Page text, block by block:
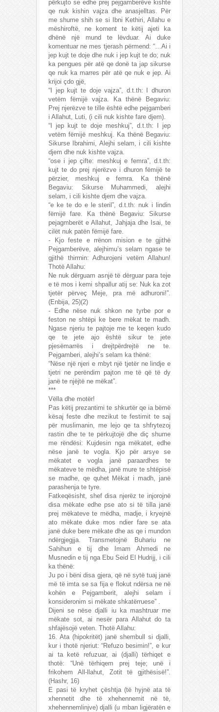
përkujto se edhe prej pejgamberëve kishte
qe nuk kishin vajza dhe anasjelltas. Për
me shume shih se si Ibni Kethiri, Allahu e
mëshiroftë, ne koment te këtij ajeti ka
dhënë një mund te lëvduar. Ai duke
komentuar ne mes tjerash përmend: “…Ai i
jep kujt te doje dhe nuk i jep kujt te do; nuk
ka pengues për atë qe donë ta jap sikurse
qe nuk ka marres për atë qe nuk e jep. Ai
krijoi çdo gjë,
“I jep kujt te doje vajza”, d.t.th: I dhuron
vetëm fëmijë vajza. Ka thënë Begaviu:
Prej njerëzve te tille është edhe pejgamberi
i Allahut, Luti, (i cili nuk kishte fare djem).
“I jep kujt te doje meshkuj”, d.t.th: I jep
vetëm fëmijë meshkuj. Ka thënë Begaviu:
Sikurse Ibrahimi, Alejhi selam, i cili kishte
djem dhe nuk kishte vajza.
“ose i jep çifte: meshkuj e femra”, d.t.th:
kujt te do prej njerëzve i dhuron fëmijë te
përzier, meshkuj e femra. Ka thënë
Begaviu: Sikurse Muhammedi, alejhi
selam, i cili kishte djem dhe vajza.
“e ke te do e le steril”, d.t.th: nuk i lindin
fëmijë fare. Ka thënë Begaviu: Sikurse
pejagmberët e Allahut, Jahjaja dhe Isai, te
cilët nuk patën fëmijë fare.
- Kjo feste e rrënon mision e te gjithë
Pejgamberëve, alejhimu’s selam ngase te
gjithë thirrnin: Adhurojeni vetëm Allahun!
Thotë Allahu:
Ne nuk dërguam asnjë të dërguar para teje
e të mos i kemi shpallur atij se: Nuk ka zot
tjetër përveç Meje, pra më adhuroni!”.
(Enbija, 25)(2)
- Edhe nëse nuk shkon ne tyrbe por e
feston ne shtëpi ke bere mëkat te madh.
Ngase njeriu te pajtoje me te keqen kudo
qe te jete ajo është sikur te jete
pjesëmarrës i drejtpërdrejtë ne te.
Pejgamberi, alejhi’s selam ka thënë:
“Nëse një njeri e mbyt një tjetër ne lindje e
tjetri ne perëndim pajton me të që të dy
janë te njëjtë ne mëkat”.
***
Vëlla dhe motër!
Pas këtij prezantimi te shkurtër qe ia bëmë
kësaj feste dhe rrezikut te festimit te saj
për muslimanin, me lejo qe ta shfrytezoj
rastin dhe te te përkujtojë dhe diç shume
me rëndësi: Kujdesin nga mëkatet, edhe
nëse janë te vogla. Kjo për arsye se
mëkatet e vogla janë paraardhes te
mëkateve te mëdha, janë mure te shtëpisë
se madhe, qe quhet Mëkat i madh, janë
parashenja te tyre.
Fatkeqësisht, shef disa njerëz te injorojnë
disa mëkate edhe pse ato si të tilla janë
prej mëkateve te mëdha, madje, i kryejnë
ato mëkate duke mos ndier fare se ata
janë duke bere mëkate dhe as qe i mundon
ndërgjegjja. Transmetojnë Buhariu ne
Sahihun e tij dhe Imam Ahmedi ne
Musnedin e tij nga Ebu Seid El Hudrijj, i cili
ka thënë:
Ju po i bëni disa gjera, që në sytë tuaj janë
më të imta se sa fija e flokut ndërsa ne në
kohën e Pejgamberit, alejhi selam i
konsideronim si mëkate shkatërruese” .
Dijeni se nëse djalli iu ka mashtruar me
mëkate sot, ai nesër para Allahut do ta
shfajësojë veten. Thotë Allahu:
16. Ata (hipokritët) janë shembull si djalli,
kur i thotë njeriut: “Refuzo besimin!”, e kur
ai ta ketë refuzuar, ai (djalli) tërhiqet e
thotë: “Unë tërhiqem prej teje; unë i
frikohem All-llahut, Zotit të gjithësisë!”.
(Hashr, 16)
E pasi të kryhet çështja (të hyjnë ata të
xhennetit dhe të xhehennemit në të,
xhehennemlinjve) djalli (u mban ligjëratën e